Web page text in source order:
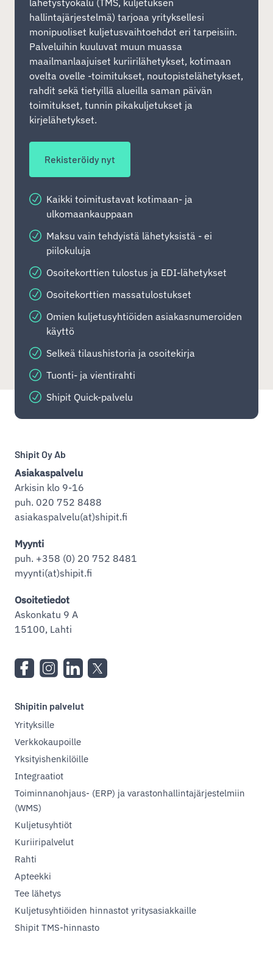
lähetystyökalu (TMS, kuljetuksen
hallintajärjestelmä) tarjoaa yrityksellesi
monipuoliset kuljetusvaihtoehdot eri tarpeisiin.
Palveluihin kuuluvat muun muassa
maailmanlaajuiset kuriirilähetykset, kotimaan
ovelta ovelle -toimitukset, noutopistelähetykset,
rahdit sekä tietyillä alueilla saman päivän
toimitukset, tunnin pikakuljetukset ja
kirjelähetykset.
Rekisteröidy nyt
Kaikki toimitustavat kotimaan- ja
ulkomaankauppaan
Maksu vain tehdyistä lähetyksistä - ei
piilokuluja
Osoitekorttien tulostus ja EDI-lähetykset
Osoitekorttien massatulostukset
Omien kuljetusyhtiöiden asiakasnumeroiden
käyttö
Selkeä tilaushistoria ja osoitekirja
Tuonti- ja vientirahti
Shipit Quick-palvelu
Shipit Oy Ab
Asiakaspalvelu
Arkisin klo 9-16
puh. 020 752 8488
asiakaspalvelu(at)shipit.fi
Myynti
puh. +358 (0) 20 752 8481
myynti(at)shipit.fi
Osoitetiedot
Askonkatu 9 A
15100, Lahti
Shipitin palvelut
Yrityksille
Verkkokaupoille
Yksityishenkilöille
Integraatiot
Toiminnanohjaus- (ERP) ja varastonhallintajärjestelmiin
(WMS)
Kuljetusyhtiöt
Kuriiripalvelut
Rahti
Apteekki
Tee lähetys
Kuljetusyhtiöiden hinnastot yritysasiakkaille
Shipit TMS-hinnasto